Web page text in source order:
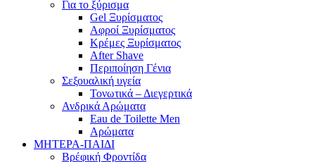
Για το ξύρισμα
Gel Ξυρίσματος
Αφροί Ξυρίσματος
Κρέμες Ξυρίσματος
After Shave
Περιποίηση Γένια
Σεξουαλική υγεία
Τονωτικά – Διεγερτικά
Ανδρικά Αρώματα
Eau de Toilette Men
Αρώματα
ΜΗΤΕΡΑ-ΠΑΙΔΙ
Βρέφική Φροντίδα